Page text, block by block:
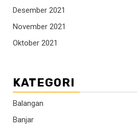
Desember 2021
November 2021
Oktober 2021
KATEGORI
Balangan
Banjar